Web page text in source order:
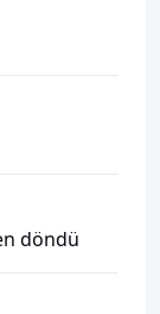
döndü